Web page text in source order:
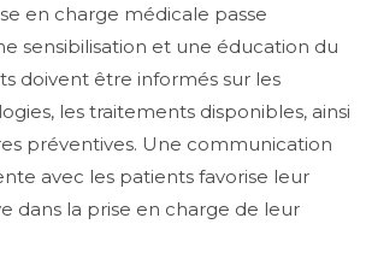
en charge médicale passe
sensibilisation et une éducation du
doivent être informés sur les
les traitements disponibles, ainsi
préventives. Une communication
avec les patients favorise leur
dans la prise en charge de leur